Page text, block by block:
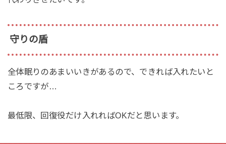
守りの盾
全体眠りのあまいいきがあるので、できれば入れたいと
ころですが…
最低限、回復役だけ入れればOKだと思います。